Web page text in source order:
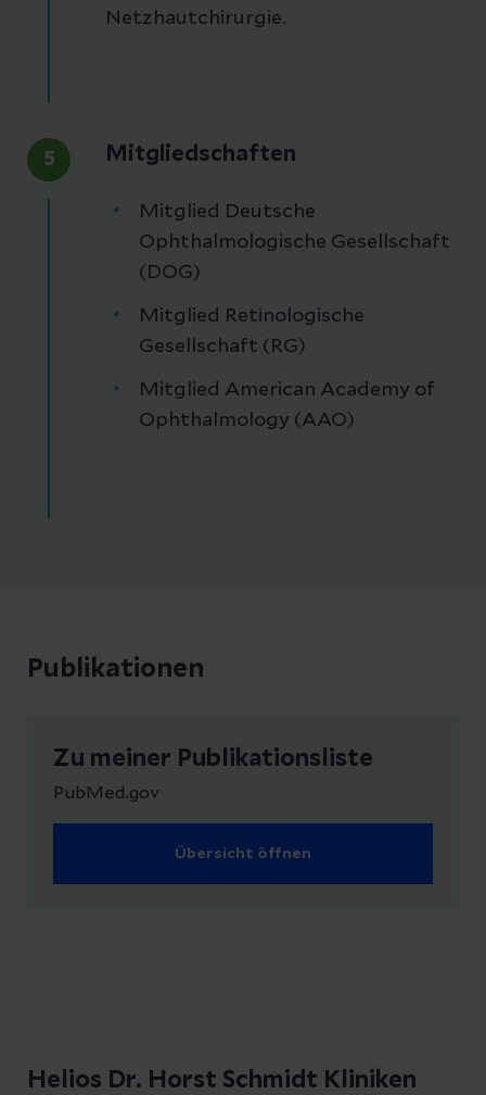
Netzhautchirurgie.
5 Mitgliedschaften
Mitglied Deutsche
Ophthalmologische Gesellschaft
(DOG)
Mitglied Retinologische
Gesellschaft (RG)
Mitglied American Academy of
Ophthalmology (AAO)
Publikationen
Zu meiner Publikationsliste
PubMed.gov
Übersicht öffnen
Helios Dr. Horst Schmidt Kliniken